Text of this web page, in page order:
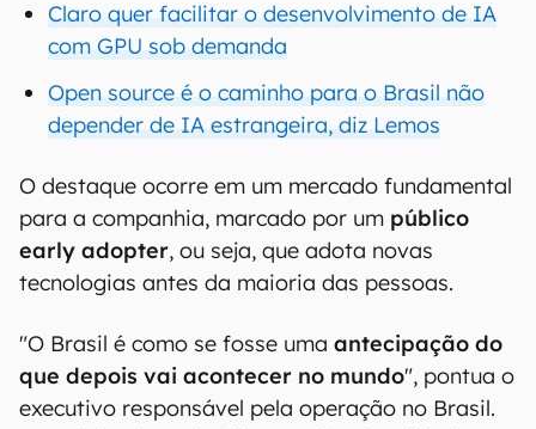
Claro quer facilitar o desenvolvimento de IA
com GPU sob demanda
Open source é o caminho para o Brasil não
depender de IA estrangeira, diz Lemos
O destaque ocorre em um mercado fundamental
para a companhia, marcado por um público
early adopter, ou seja, que adota novas
tecnologias antes da maioria das pessoas.
"O Brasil é como se fosse uma antecipação do
que depois vai acontecer no mundo", pontua o
executivo responsável pela operação no Brasil.